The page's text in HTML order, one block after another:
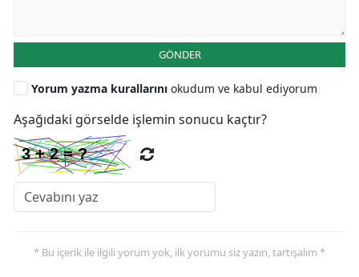
GÖNDER
Yorum yazma kurallarını okudum ve kabul ediyorum
Aşağıdaki görselde işlemin sonucu kaçtır?
* Bu içerik ile ilgili yorum yok, ilk yorumu siz yazın, tartışalım *